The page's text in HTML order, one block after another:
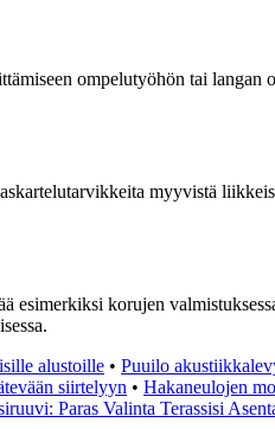
ompelutyöhön tai langan
myyvistä
korujen
alustoille • Puuilo
siirtelyyn • Hakaneulojen
Paras Valinta Terassisi